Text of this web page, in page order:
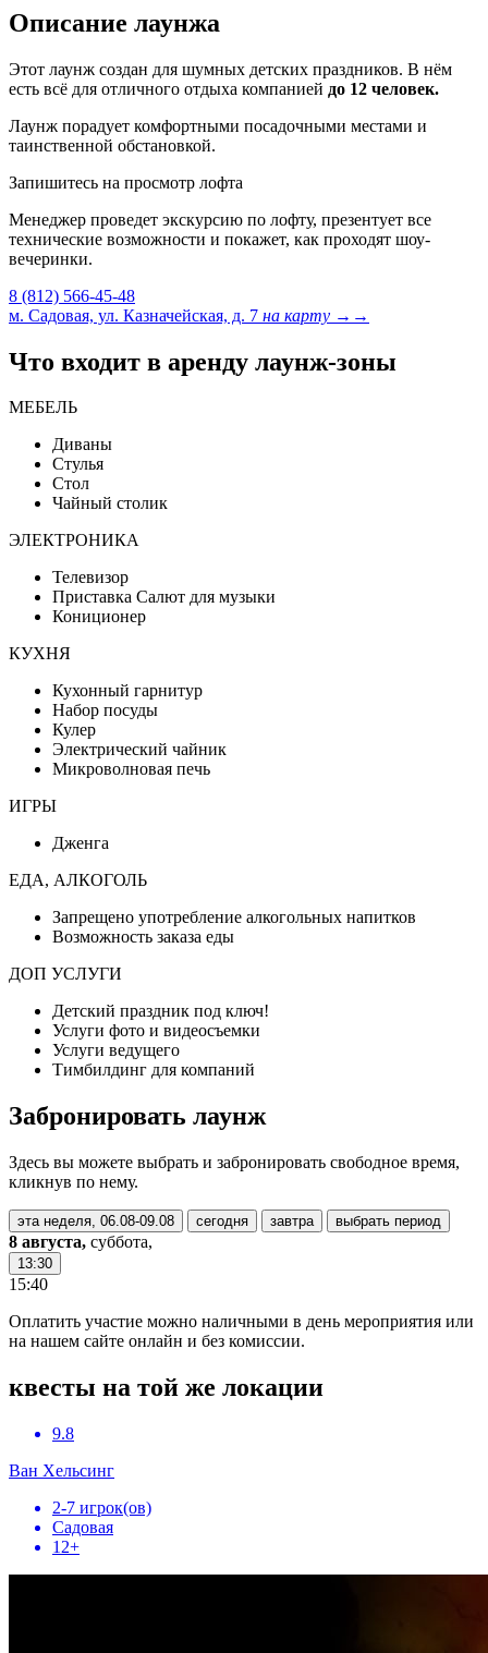
Описание лаунжа
Этот лаунж создан для шумных детских праздников. В нём
есть всё для отличного отдыха компанией до 12 человек.
Лаунж порадует комфортными посадочными местами и
таинственной обстановкой.
Запишитесь на просмотр лофта
Менеджер проведет экскурсию по лофту, презентует все
технические возможности и покажет, как проходят шоу-
вечеринки.
8 (812) 566-45-48
м. Садовая, ул. Казначейская, д. 7 на карту → →
Что входит в аренду лаунж-зоны
МЕБЕЛЬ
Диваны
Стулья
Стол
Чайный столик
ЭЛЕКТРОНИКА
Телевизор
Приставка Салют для музыки
Кониционер
КУХНЯ
Кухонный гарнитур
Набор посуды
Кулер
Электрический чайник
Микроволновая печь
ИГРЫ
Дженга
ЕДА, АЛКОГОЛЬ
Запрещено употребление алкогольных напитков
Возможность заказа еды
ДОП УСЛУГИ
Детский праздник под ключ!
Услуги фото и видеосъемки
Услуги ведущего
Тимбилдинг для компаний
Забронировать лаунж
Здесь вы можете выбрать и забронировать свободное время,
кликнув по нему.
эта неделя, 06.08-09.08 сегодня завтра выбрать период
8 августа, суббота,
13:30
15:40
Оплатить участие можно наличными в день мероприятия или
на нашем сайте онлайн и без комиссии.
квесты на той же локации
9.8
Ван Хельсинг
2-7 игрок(ов)
Садовая
12+